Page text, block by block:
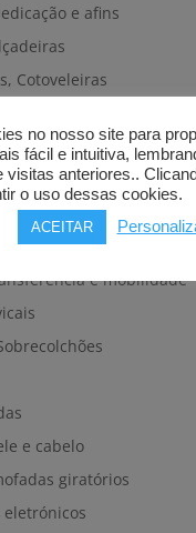
e afins
Cotoveleiras
e afins
e mobilidade
e cabelo
giratórios
eletrónicos
no nosso site para
fácil e intuitiva,
visitas anteriores..
o uso dessas cookies.
ACEITAR